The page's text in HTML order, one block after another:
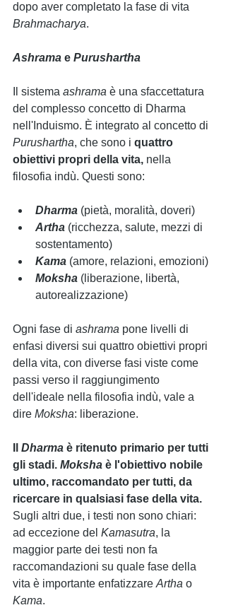
dopo aver completato la fase di vita
Brahmacharya.
Ashrama e Purushartha
Il sistema ashrama è una sfaccettatura
del complesso concetto di Dharma
nell'Induismo. È integrato al concetto di
Purushartha, che sono i quattro
obiettivi propri della vita, nella
filosofia indù. Questi sono:
Dharma (pietà, moralità, doveri)
Artha (ricchezza, salute, mezzi di
sostentamento)
Kama (amore, relazioni, emozioni)
Moksha (liberazione, libertà,
autorealizzazione)
Ogni fase di ashrama pone livelli di
enfasi diversi sui quattro obiettivi propri
della vita, con diverse fasi viste come
passi verso il raggiungimento
dell'ideale nella filosofia indù, vale a
dire Moksha: liberazione.
Dharma è ritenuto primario per tutti
gli stadi. Moksha è l'obiettivo nobile
ultimo, raccomandato per tutti, da
ricercare in qualsiasi fase della vita.
Sugli altri due, i testi non sono chiari:
ad eccezione del Kamasutra, la
maggior parte dei testi non fa
raccomandazioni su quale fase della
vita è importante enfatizzare Artha o
Kama.